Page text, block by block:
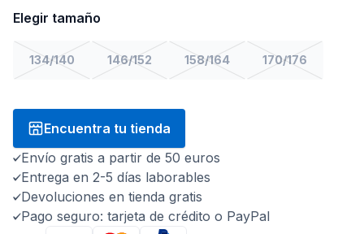
Elegir tamaño
134/140 146/152 158/164 170/176
Encuentra tu tienda
Envío gratis a partir de 50 euros
Entrega en 2-5 días laborables
Devoluciones en tienda gratis
Pago seguro: tarjeta de crédito o PayPal